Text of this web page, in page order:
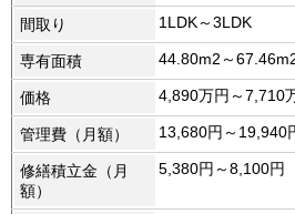
間取り
1LDK～3LDK
専有面積 44.80m2～
価格 4,890万円～7,710
管理費（月額） 13,680円～19,940
修繕積立金（月
額）
5,380円～8,100円